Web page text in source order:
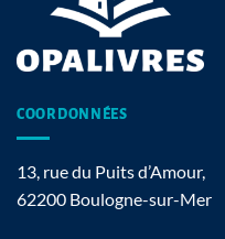
COORDONNÉES
13, rue du Puits d’Amour,
62200 Boulogne-sur-Mer